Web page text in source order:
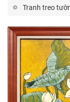
Tranh treo